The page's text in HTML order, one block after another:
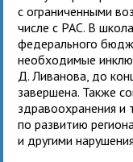
с ограниченными
числе с РАС. В
федерального
необходимые
Д. Ливанова, до
завершена. Также
здравоохранения
по развитию
и другими